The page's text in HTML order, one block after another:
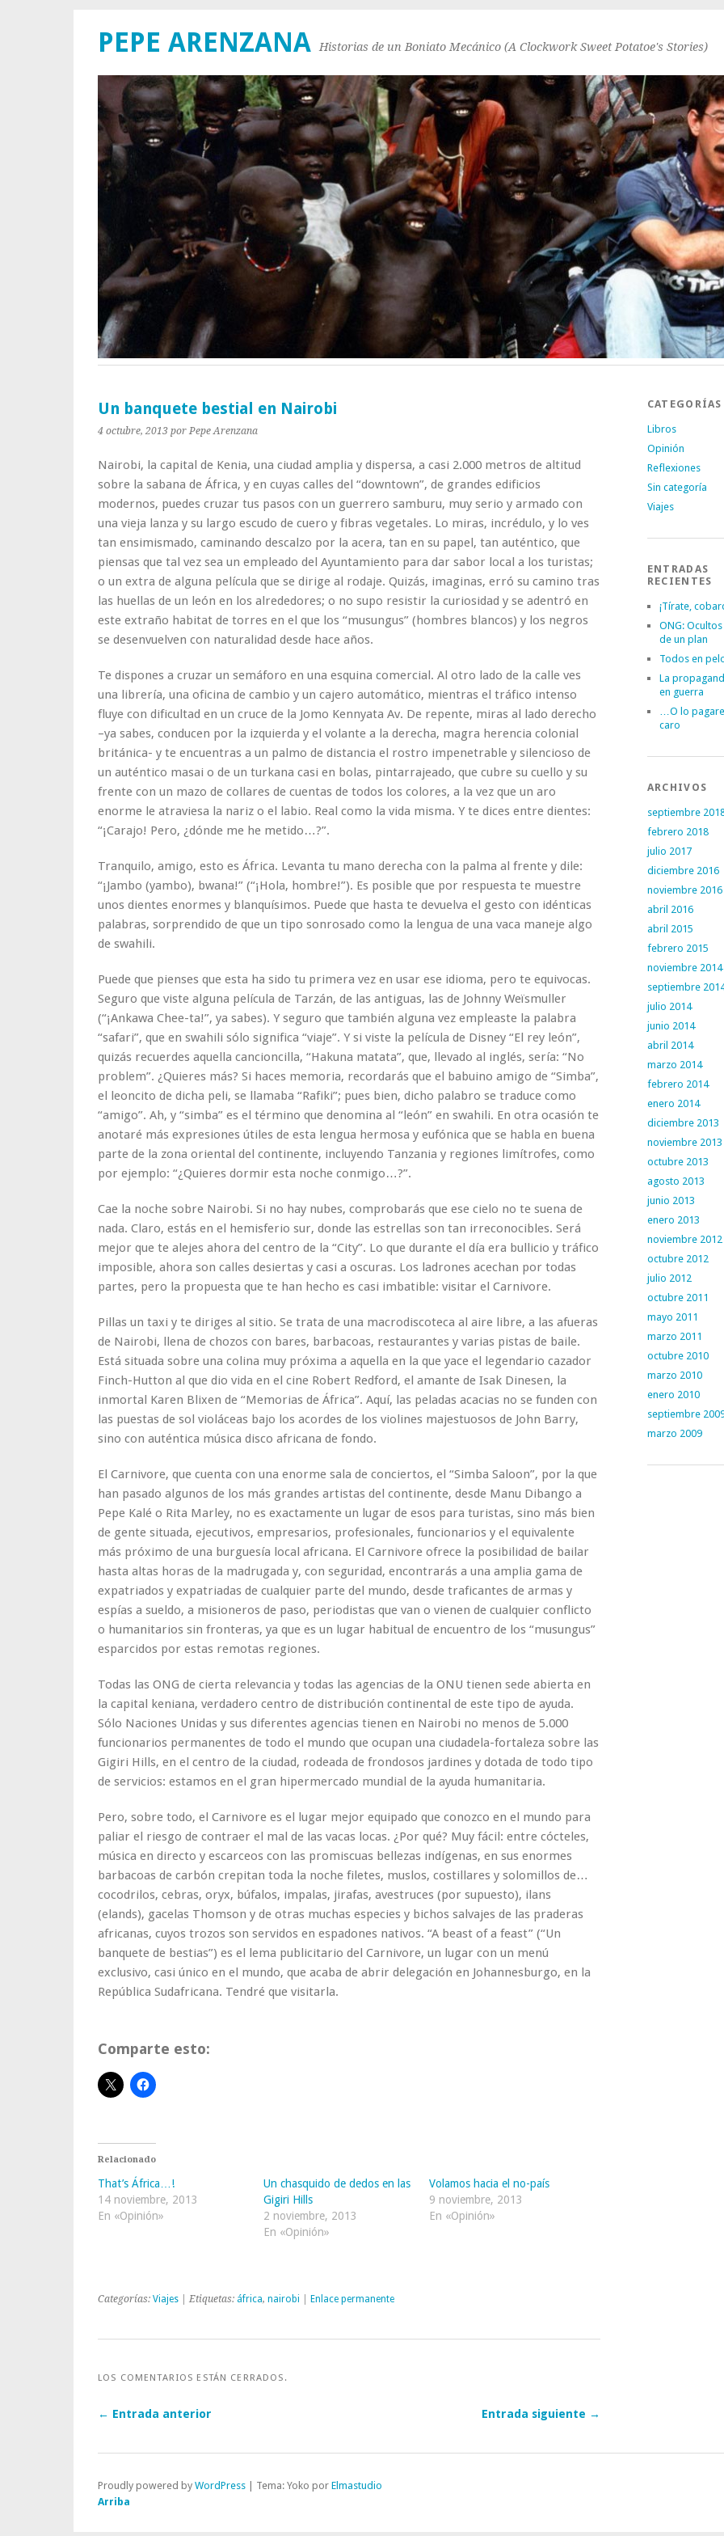
PEPE ARENZANA Historias de un Boniato Mecánico (A Clockwork Sweet Potatoe's Stories)
Un banquete bestial en Nairobi
4 octubre, 2013 por Pepe Arenzana
Nairobi, la capital de Kenia, una ciudad amplia y dispersa, a casi 2.000 metros de altitud
sobre la sabana de África, y en cuyas calles del “downtown”, de grandes edificios
modernos, puedes cruzar tus pasos con un guerrero samburu, muy serio y armado con
una vieja lanza y su largo escudo de cuero y fibras vegetales. Lo miras, incrédulo, y lo ves
tan ensimismado, caminando descalzo por la acera, tan en su papel, tan auténtico, que
piensas que tal vez sea un empleado del Ayuntamiento para dar sabor local a los turistas;
o un extra de alguna película que se dirige al rodaje. Quizás, imaginas, erró su camino tras
las huellas de un león en los alrededores; o no supo resistir la curiosidad y se adentró en
este extraño habitat de torres en el que los “musungus” (hombres blancos) y los negros
se desenvuelven con naturalidad desde hace años.
Te dispones a cruzar un semáforo en una esquina comercial. Al otro lado de la calle ves
una librería, una oficina de cambio y un cajero automático, mientras el tráfico intenso
fluye con dificultad en un cruce de la Jomo Kennyata Av. De repente, miras al lado derecho
–ya sabes, conducen por la izquierda y el volante a la derecha, magra herencia colonial
británica- y te encuentras a un palmo de distancia el rostro impenetrable y silencioso de
un auténtico masai o de un turkana casi en bolas, pintarrajeado, que cubre su cuello y su
frente con un mazo de collares de cuentas de todos los colores, a la vez que un aro
enorme le atraviesa la nariz o el labio. Real como la vida misma. Y te dices entre dientes:
“¡Carajo! Pero, ¿dónde me he metido…?”.
Tranquilo, amigo, esto es África. Levanta tu mano derecha con la palma al frente y dile:
“¡Jambo (yambo), bwana!” (“¡Hola, hombre!”). Es posible que por respuesta te muestre
unos dientes enormes y blanquísimos. Puede que hasta te devuelva el gesto con idénticas
palabras, sorprendido de que un tipo sonrosado como la lengua de una vaca maneje algo
de swahili.
Puede que pienses que esta ha sido tu primera vez en usar ese idioma, pero te equivocas.
Seguro que viste alguna película de Tarzán, de las antiguas, las de Johnny Weïsmuller
(“¡Ankawa Chee-ta!”, ya sabes). Y seguro que también alguna vez empleaste la palabra
“safari”, que en swahili sólo significa “viaje”. Y si viste la película de Disney “El rey león”,
quizás recuerdes aquella cancioncilla, “Hakuna matata”, que, llevado al inglés, sería: “No
problem”. ¿Quieres más? Si haces memoria, recordarás que el babuino amigo de “Simba”,
el leoncito de dicha peli, se llamaba “Rafiki”; pues bien, dicho palabro se traduce como
“amigo”. Ah, y “simba” es el término que denomina al “león” en swahili. En otra ocasión te
anotaré más expresiones útiles de esta lengua hermosa y eufónica que se habla en buena
parte de la zona oriental del continente, incluyendo Tanzania y regiones limítrofes, como
por ejemplo: “¿Quieres dormir esta noche conmigo…?”.
Cae la noche sobre Nairobi. Si no hay nubes, comprobarás que ese cielo no te suena de
nada. Claro, estás en el hemisferio sur, donde las estrellas son tan irreconocibles. Será
mejor que te alejes ahora del centro de la “City”. Lo que durante el día era bullicio y tráfico
imposible, ahora son calles desiertas y casi a oscuras. Los ladrones acechan por todas
partes, pero la propuesta que te han hecho es casi imbatible: visitar el Carnivore.
Pillas un taxi y te diriges al sitio. Se trata de una macrodiscoteca al aire libre, a las afueras
de Nairobi, llena de chozos con bares, barbacoas, restaurantes y varias pistas de baile.
Está situada sobre una colina muy próxima a aquella en la que yace el legendario cazador
Finch-Hutton al que dio vida en el cine Robert Redford, el amante de Isak Dinesen, la
inmortal Karen Blixen de “Memorias de África”. Aquí, las peladas acacias no se funden con
las puestas de sol violáceas bajo los acordes de los violines majestuosos de John Barry,
sino con auténtica música disco africana de fondo.
El Carnivore, que cuenta con una enorme sala de conciertos, el “Simba Saloon”, por la que
han pasado algunos de los más grandes artistas del continente, desde Manu Dibango a
Pepe Kalé o Rita Marley, no es exactamente un lugar de esos para turistas, sino más bien
de gente situada, ejecutivos, empresarios, profesionales, funcionarios y el equivalente
más próximo de una burguesía local africana. El Carnivore ofrece la posibilidad de bailar
hasta altas horas de la madrugada y, con seguridad, encontrarás a una amplia gama de
expatriados y expatriadas de cualquier parte del mundo, desde traficantes de armas y
espías a sueldo, a misioneros de paso, periodistas que van o vienen de cualquier conflicto
o humanitarios sin fronteras, ya que es un lugar habitual de encuentro de los “musungus”
esparcidos por estas remotas regiones.
Todas las ONG de cierta relevancia y todas las agencias de la ONU tienen sede abierta en
la capital keniana, verdadero centro de distribución continental de este tipo de ayuda.
Sólo Naciones Unidas y sus diferentes agencias tienen en Nairobi no menos de 5.000
funcionarios permanentes de todo el mundo que ocupan una ciudadela-fortaleza sobre las
Gigiri Hills, en el centro de la ciudad, rodeada de frondosos jardines y dotada de todo tipo
de servicios: estamos en el gran hipermercado mundial de la ayuda humanitaria.
Pero, sobre todo, el Carnivore es el lugar mejor equipado que conozco en el mundo para
paliar el riesgo de contraer el mal de las vacas locas. ¿Por qué? Muy fácil: entre cócteles,
música en directo y escarceos con las promiscuas bellezas indígenas, en sus enormes
barbacoas de carbón crepitan toda la noche filetes, muslos, costillares y solomillos de…
cocodrilos, cebras, oryx, búfalos, impalas, jirafas, avestruces (por supuesto), ilans
(elands), gacelas Thomson y de otras muchas especies y bichos salvajes de las praderas
africanas, cuyos trozos son servidos en espadones nativos. “A beast of a feast” (“Un
banquete de bestias”) es el lema publicitario del Carnivore, un lugar con un menú
exclusivo, casi único en el mundo, que acaba de abrir delegación en Johannesburgo, en la
República Sudafricana. Tendré que visitarla.
Comparte esto:
Relacionado
That’s África…!
14 noviembre, 2013
En «Opinión»
Un chasquido de dedos en las
Gigiri Hills
2 noviembre, 2013
En «Opinión»
Volamos hacia el no-país
9 noviembre, 2013
En «Opinión»
Categorías: Viajes | Etiquetas: áfrica, nairobi Enlace permanente
LOS COMENTARIOS ESTÁN CERRADOS.
← Entrada anterior Entrada siguiente →
CATEGORÍAS
Libros
Opinión
Reflexiones
Sin categoría
Viajes
ENTRADAS
RECIENTES
¡Tírate,
ONG:
de un plan
Todos en
La
en guerra
…O lo
caro
ARCHIVOS
septiembre
febrero 2018
julio 2017
diciembre 2016
noviembre 2016
abril 2016
abril 2015
febrero 2015
noviembre 2014
septiembre
julio 2014
junio 2014
abril 2014
marzo 2014
febrero 2014
enero 2014
diciembre 2013
noviembre 2013
octubre 2013
agosto 2013
junio 2013
enero 2013
noviembre 2012
octubre 2012
julio 2012
octubre 2011
mayo 2011
marzo 2011
octubre 2010
marzo 2010
enero 2010
septiembre
marzo 2009
Proudly powered by WordPress Tema: Yoko por Elmastudio
Arriba